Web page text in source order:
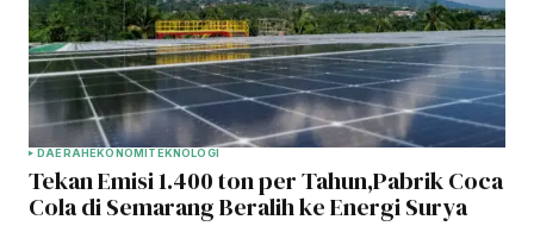
DAERAHEKONOMITEKNOLOGI
Tekan Emisi 1.400 ton per Tahun,Pabrik Coca
Cola di Semarang Beralih ke Energi Surya